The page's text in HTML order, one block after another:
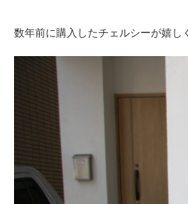
数年前に購入したチェルシーが嬉